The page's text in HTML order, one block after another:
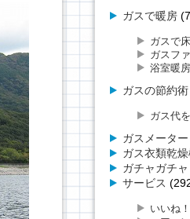
ガスで暖房
ガスで
ガスフ
浴室暖房
ガスの節約術
ガス代
ガスメーター
ガス衣類乾燥
ガチャガチャ
サービス
いいね